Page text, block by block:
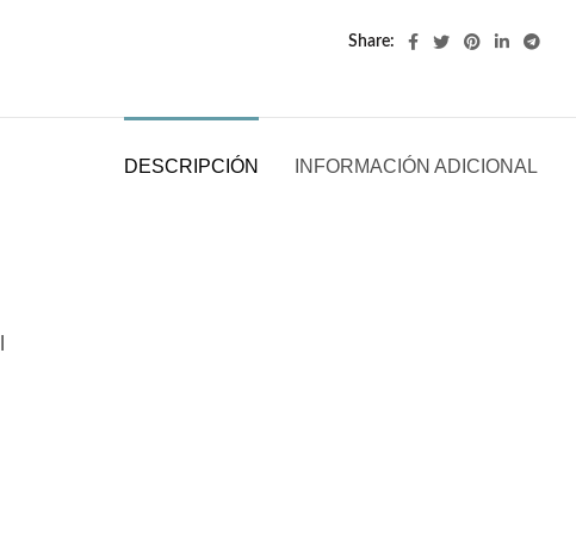
Share
DESCRIPCIÓN INFORMACIÓN ADICIONAL